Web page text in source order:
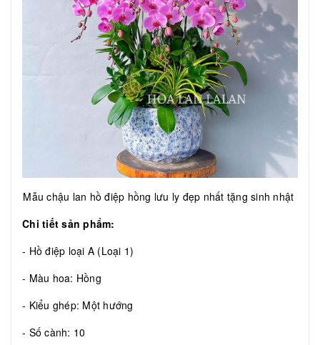
Mẫu chậu lan hồ điệp hồng lưu ly đẹp nhất tặng sinh nhật
Chi tiết sản phẩm:
- Hồ điệp loại A (Loại 1)
- Màu hoa: Hồng
- Kiểu ghép: Một hướng
- Số cành: 10